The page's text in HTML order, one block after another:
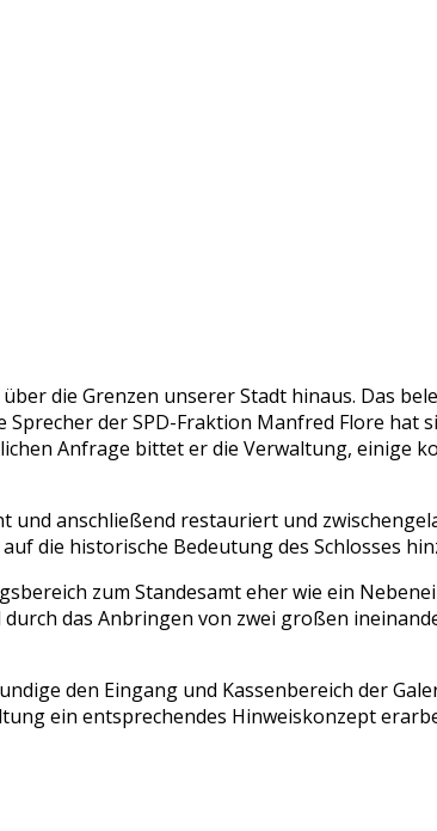
die Grenzen unserer Stadt hinaus. Das
der SPD-Fraktion Manfred Flore hat
Anfrage bittet er die Verwaltung, einige
und anschließend restauriert und
die historische Bedeutung des Schlosses
zum Standesamt eher wie ein
das Anbringen von zwei großen
den Eingang und Kassenbereich der
ein entsprechendes Hinweiskonzept